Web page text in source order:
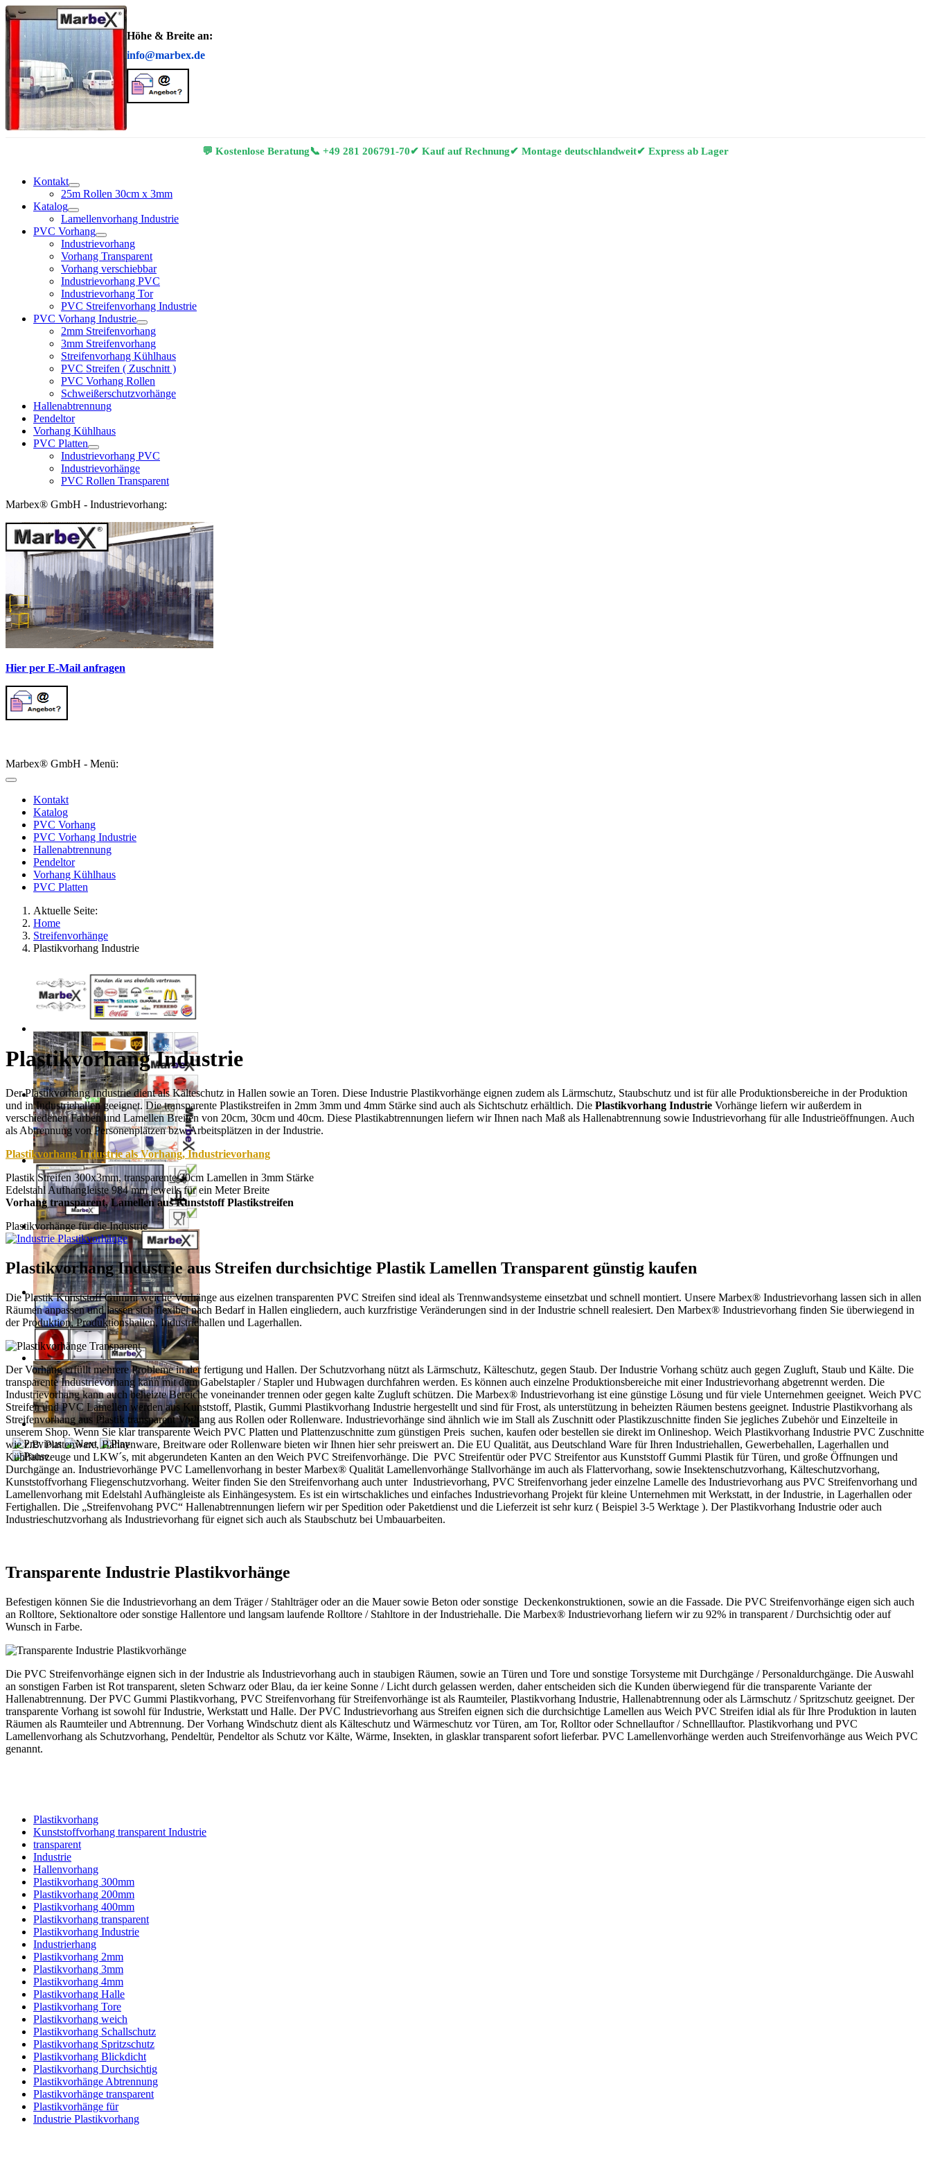
Höhe & Breite an:
info@marbex.de
💬 Kostenlose Beratung📞 +49 281 206791-70✔ Kauf auf Rechnung✔ Montage deutschlandweit✔ Express ab Lager
Kontakt
25m Rollen 30cm x 3mm
Katalog
Lamellenvorhang Industrie
PVC Vorhang
Industrievorhang
Vorhang Transparent
Vorhang verschiebbar
Industrievorhang PVC
Industrievorhang Tor
PVC Streifenvorhang Industrie
PVC Vorhang Industrie
2mm Streifenvorhang
3mm Streifenvorhang
Streifenvorhang Kühlhaus
PVC Streifen ( Zuschnitt )
PVC Vorhang Rollen
Schweißerschutzvorhänge
Hallenabtrennung
Pendeltor
Vorhang Kühlhaus
PVC Platten
Industrievorhang PVC
Industrievorhänge
PVC Rollen Transparent
Marbex® GmbH - Industrievorhang:
Hier per E-Mail anfragen
Marbex® GmbH - Menü:
Kontakt
Katalog
PVC Vorhang
PVC Vorhang Industrie
Hallenabtrennung
Pendeltor
Vorhang Kühlhaus
PVC Platten
Aktuelle Seite:
Home
Streifenvorhänge
Plastikvorhang Industrie
Plastikvorhang Industrie
Der Plastikvorhang Industrie dient als Kälteschutz in Hallen sowie an Toren. Diese Industrie Plastikvorhänge eignen zudem als Lärmschutz, Staubschutz und ist für alle Produktionsbereiche in der Produktion
und in Industriehallen geeignet. Die transparente Plastikstreifen in 2mm 3mm und 4mm Stärke sind auch als Sichtschutz erhältlich. Die Plastikvorhang Industrie Vorhänge liefern wir außerdem in
verschiedenen Farben und Lamellen Breiten von 20cm, 30cm und 40cm. Diese Plastikabtrennungen liefern wir Ihnen nach Maß als Hallenabtrennung sowie Industrievorhang für alle Industrieöffnungen. Auch
als Abtrennung von Personenplätzen bzw Arbeitsplätzen in der Industrie.
Plastikvorhang Industrie als Vorhang, Industrievorhang
Plastik Streifen 300x3mm, transparente 30cm Lamellen in 3mm Stärke
Edelstahl Aufhangleiste 984 mm jeweils für ein Meter Breite
Vorhang transparent, Lamellen aus Kunststoff Plastikstreifen
Plastikvorhänge für die Industrie
Plastikvorhang Industrie aus Streifen durchsichtige Plastik Lamellen Transparent günstig kaufen
Die Plastik Kunststoff Gummi weiche Vorhänge aus eizelnen transparenten PVC Streifen sind ideal als Trennwandsysteme einsetzbat und schnell montiert. Unsere Marbex® Industrievorhang lassen sich in allen
Räumen anpassen und lassen sich flexibel nach Bedarf in Hallen eingliedern, auch kurzfristige Veränderungen sind in der Industrie schnell realesiert. Den Marbex® Industrievorhang finden Sie überwiegend in
der Produktion, Produktionshallen, Industriehallen und Lagerhallen.
Der Vorhang erfüllt mehrere Probleme in der fertigung und Hallen. Der Schutzvorhang nützt als Lärmschutz, Kälteschutz, gegen Staub. Der Industrie Vorhang schütz auch gegen Zugluft, Staub und Kälte. Die
transparente Industrievorhang kann mit dem Gabelstapler / Stapler und Hubwagen durchfahren werden. Es können auch einzelne Produktionsbereiche mit einer Industrievorhang abgetrennt werden. Die
Industrievorhang kann auch beheizte Bereiche voneinander trennen oder gegen kalte Zugluft schützen. Die Marbex® Industrievorhang ist eine günstige Lösung und für viele Unternehmen geeignet. Weich PVC
Streifen und PVC Lamellen werden aus Kunststoff, Plastik, Gummi Plastikvorhang Industrie hergestellt und sind für Frost, als unterstützung in beheizten Räumen bestens geeignet. Industrie Plastikvorhang als
Streifenvorhang aus Plastik transparent Vorhang aus Rollen oder Rollenware. Industrievorhänge sind ähnlich wie im Stall als Zuschnitt oder Plastikzuschnitte finden Sie jegliches Zubehör und Einzelteile in
unserem Shop. Wenn Sie klar transparente Weich PVC Platten und Plattenzuschnitte zum günstigen Preis suchen, kaufen oder bestellen sie direkt im Onlineshop. Weich Plastikvorhang Industrie PVC Zuschnitte
wie z.B. Plattenware, Bahnenware, Breitware oder Rollenware bieten wir Ihnen hier sehr preiswert an. Die EU Qualität, aus Deutschland Ware für Ihren Industriehallen, Gewerbehallen, Lagerhallen und
Kühlfahrzeuge und LKW´s, mit abgerundeten Kanten an den Weich PVC Streifenvorhänge. Die PVC Streifentür oder PVC Streifentor aus Kunststoff Gummi Plastik für Türen, und große Öffnungen und
Durchgänge an. Industrievorhänge PVC Lamellenvorhang in bester Marbex® Qualität Lamellenvorhänge Stallvorhänge im auch als Flattervorhang, sowie Insektenschutzvorhang, Kälteschutzvorhang,
Kunststoffvorhang Fliegenschutzvorhang. Weiter finden Sie den Streifenvorhang auch unter Industrievorhang, PVC Streifenvorhang jeder einzelne Lamelle des Industrievorhang aus PVC Streifenvorhang und
Lamellenvorhang mit Edelstahl Aufhängleiste als Einhängesystem. Es ist ein wirtschakliches und einfaches Industrievorhang Projekt für kleine Unternehmen mit Werkstatt, in der Industrie, in Lagerhallen oder
Fertighallen. Die „Streifenvohang PVC“ Hallenabtrennungen liefern wir per Spedition oder Paketdienst und die Lieferzeit ist sehr kurz ( Beispiel 3-5 Werktage ). Der Plastikvorhang Industrie oder auch
Industrieschutzvorhang als Industrievorhang für eignet sich auch als Staubschutz bei Umbauarbeiten.
Transparente Industrie Plastikvorhänge
Befestigen können Sie die Industrievorhang an dem Träger / Stahlträger oder an die Mauer sowie Beton oder sonstige Deckenkonstruktionen, sowie an die Fassade. Die PVC Streifenvorhänge eigen sich auch
an Rolltore, Sektionaltore oder sonstige Hallentore und langsam laufende Rolltore / Stahltore in der Industriehalle. Die Marbex® Industrievorhang liefern wir zu 92% in transparent / Durchsichtig oder auf
Wunsch in Farbe.
Die PVC Streifenvorhänge eignen sich in der Industrie als Industrievorhang auch in staubigen Räumen, sowie an Türen und Tore und sonstige Torsysteme mit Durchgänge / Personaldurchgänge. Die Auswahl
an sonstigen Farben ist Rot transparent, sleten Schwarz oder Blau, da ier keine Sonne / Licht durch gelassen werden, daher entscheiden sich die Kunden überwiegend für die transparente Variante der
Hallenabtrennung. Der PVC Gummi Plastikvorhang, PVC Streifenvorhang für Streifenvorhänge ist als Raumteiler, Plastikvorhang Industrie, Hallenabtrennung oder als Lärmschutz / Spritzschutz geeignet. Der
transparente Vorhang ist sowohl für Industrie, Werkstatt und Halle. Der PVC Industrievorhang aus Streifen eignen sich die durchsichtige Lamellen aus Weich PVC Streifen idial als für Ihre Produktion in lauten
Räumen als Raumteiler und Abtrennung. Der Vorhang Windschutz dient als Kälteschutz und Wärmeschutz vor Türen, am Tor, Rolltor oder Schnellauftor / Schnelllauftor. Plastikvorhang und PVC
Lamellenvorhang als Schutzvorhang, Pendeltür, Pendeltor als Schutz vor Kälte, Wärme, Insekten, in glasklar transparent sofort lieferbar. PVC Lamellenvorhänge werden auch Streifenvorhänge aus Weich PVC
genannt.
Plastikvorhang
Kunststoffvorhang transparent Industrie
transparent
Industrie
Hallenvorhang
Plastikvorhang 300mm
Plastikvorhang 200mm
Plastikvorhang 400mm
Plastikvorhang transparent
Plastikvorhang Industrie
Industrierhang
Plastikvorhang 2mm
Plastikvorhang 3mm
Plastikvorhang 4mm
Plastikvorhang Halle
Plastikvorhang Tore
Plastikvorhang weich
Plastikvorhang Schallschutz
Plastikvorhang Spritzschutz
Plastikvorhang Blickdicht
Plastikvorhang Durchsichtig
Plastikvorhänge Abtrennung
Plastikvorhänge transparent
Plastikvorhänge für
Industrie Plastikvorhang